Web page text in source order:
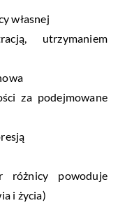
własnej
utrzymaniem
za podejmowane
różnicy powoduje
i życia)